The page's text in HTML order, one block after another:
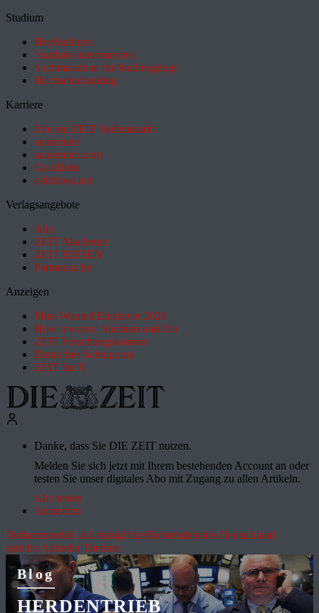
Studium
HeyStudium
Studium-Interessentest
Suchmaschine für Studiengänge
Hochschulranking
Karriere
Jobs im ZEIT Stellenmarkt
academics
academics.com
GoodJobs
e-fellows.net
Verlagsangebote
Abo
ZEIT Akademie
ZEIT REISEN
Partnersuche
Anzeigen
Most Wanted Employer 2026
How it works: Studium und Job
ZEIT Forschungskosmos
Deutsches Schulportal
ZEIT für X
Danke, dass Sie DIE ZEIT nutzen.
Melden Sie sich jetzt mit Ihrem bestehenden Account an oder
testen Sie unser digitales Abo mit Zugang zu allen Artikeln.
Abo testen
Anmelden
Drohnenvorfall in LeipzigHitzeReformdebatte»Deutschland
spricht«Aktuelle Themen
Blog
HERDENTRIEB